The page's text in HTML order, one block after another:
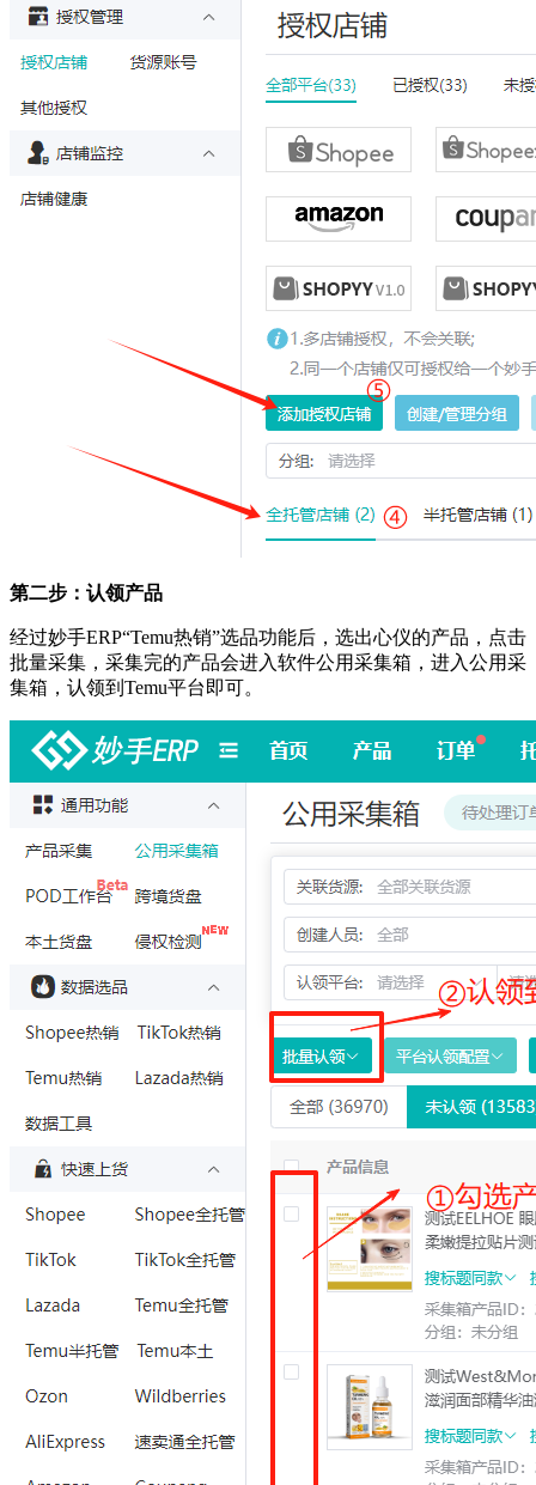
第二步：认领产品
经过妙手ERP“Temu热销”选品功能后，选出心仪的产品，点击
批量采集，采集完的产品会进入软件公用采集箱，进入公用采
集箱，认领到 Temu平台即可。